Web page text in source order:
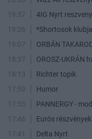
19:57
4IG Nyrt
19:26
*Shortosok
19:07
ORBÁN
18:37
OROSZ-UKRÁN
18:13
Richter topik
17:59
Humor
17:55
PANNERGY -
17:46
Eurós
17:41
Delta Nyrt